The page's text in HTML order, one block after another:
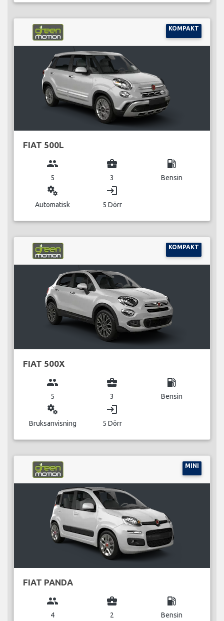
KOMPAKT
FIAT 500L
group
5
business_center
3
local_gas_station
Bensin
miscellaneous_services
Automatisk
login
5 Dörr
KOMPAKT
FIAT 500X
group
5
business_center
3
local_gas_station
Bensin
miscellaneous_services
Bruksanvisning
login
5 Dörr
MINI
FIAT PANDA
group
4
business_center
2
local_gas_station
Bensin